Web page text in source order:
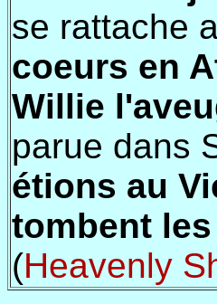
se rattache
coeurs en
Willie
parue dans
étions au
tombent
(Heavenly